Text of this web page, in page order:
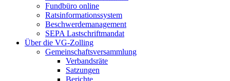
Fundbüro online
Ratsinformationssystem
Beschwerdemanagement
SEPA Lastschriftmandat
Über die VG-Zolling
Gemeinschaftsversammlung
Verbandsräte
Satzungen
Berichte